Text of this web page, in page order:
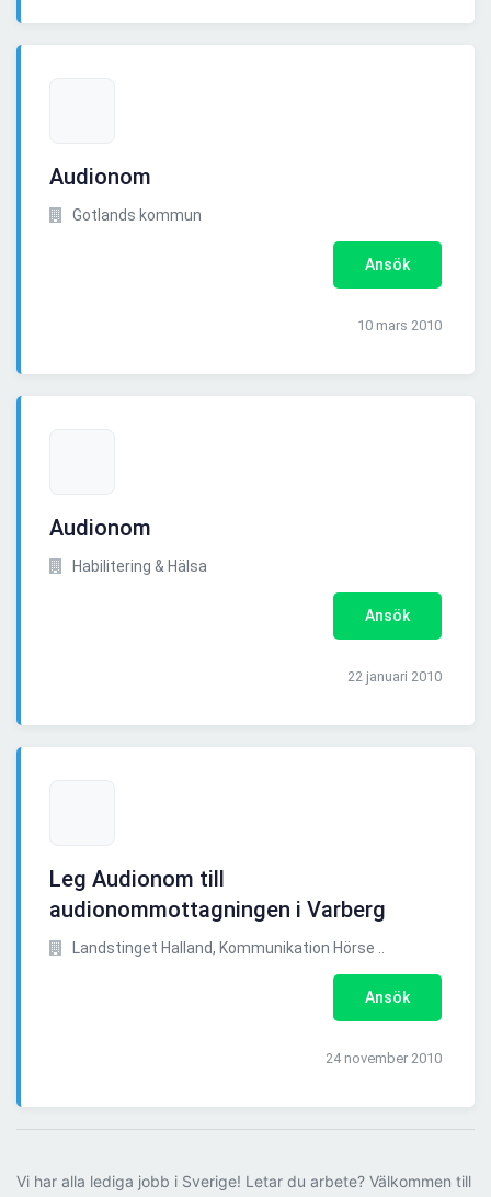
Audionom
Gotlands kommun
Ansök
10 mars 2010
Audionom
Habilitering & Hälsa
Ansök
22 januari 2010
Leg Audionom till
audionommottagningen i Varberg
Landstinget Halland, Kommunikation Hörse ..
Ansök
24 november 2010
Vi har alla lediga jobb i Sverige! Letar du arbete? Välkommen till